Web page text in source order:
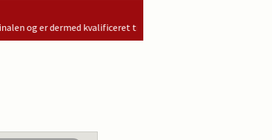
til søndagens finale